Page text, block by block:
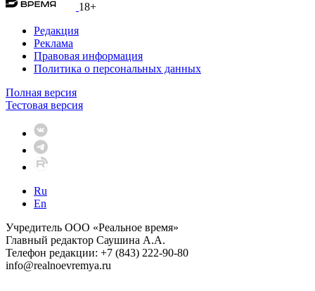
18+
Редакция
Реклама
Правовая информация
Политика о персональных данных
Полная версия
Тестовая версия
Ru
En
Учредитель ООО «Реальное время»
Главный редактор Саушина А.А.
Телефон редакции: +7 (843) 222-90-80
info@realnoevremya.ru